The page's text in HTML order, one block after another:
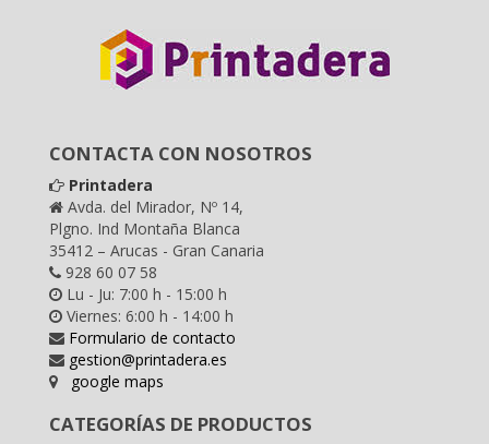
CONTACTA CON NOSOTROS
Printadera
Avda. del Mirador, Nº 14,
Plgno. Ind Montaña Blanca
35412 – Arucas - Gran Canaria
928 60 07 58
Lu - Ju: 7:00 h - 15:00 h
Viernes: 6:00 h - 14:00 h
Formulario de contacto
gestion@printadera.es
google maps
CATEGORÍAS DE PRODUCTOS